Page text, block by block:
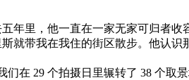
年里，他一直在一家无家可归者收
就带我在我住的街区散步。他认
29 个拍摄日里辗转了 38 个取